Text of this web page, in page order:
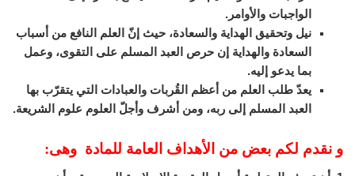
الواجبات والأوامر.
نيل وتحقيق الهداية والسعادة، حيث إنّ العلم النافع من أسباب
السعادة والهداية إن حرص العبد المسلم على التقوى، وعمل
بما يدعو إليه.
يعدّ طلب العلم من أعظم القُربات والعبادات التي يتقرّب بها
العبد المسلم إلى ربه، ومن أشرف وأجلّ العلوم علوم الشريعة.
و نقدم لكم بعض من الأهداف العامة للمادة وهى: